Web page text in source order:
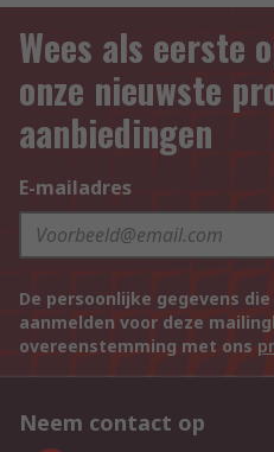
Wees als eerste
onze nieuwste
aanbiedingen
E-mailadres
De persoonlijke gegevens
aanmelden voor deze
overeenstemming met ons
Neem contact op